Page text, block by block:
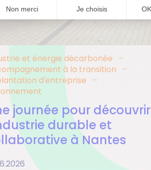
et énergie décarbonée
à la transition
d'entreprise
journée pour découvrir
durable et
à Nantes